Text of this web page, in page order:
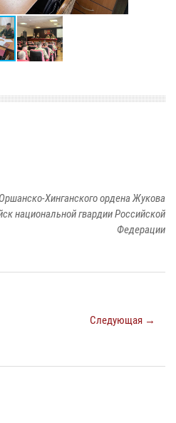
Хинганского ордена Жукова
национальной гвардии Российской
Федерации
Следующая →